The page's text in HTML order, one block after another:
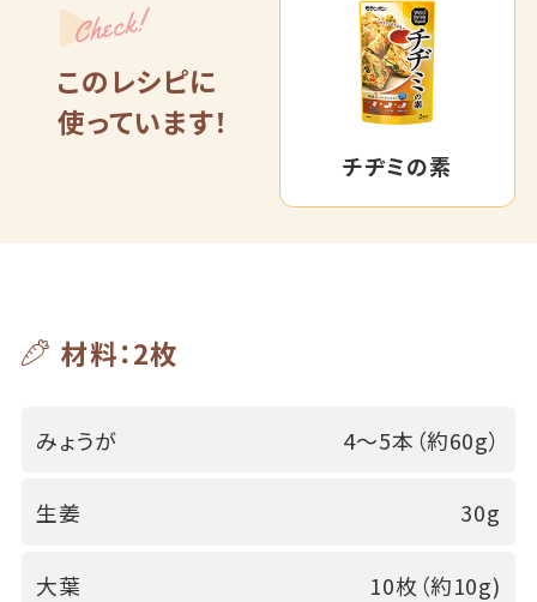
Check!
このレシピに
使っています！
チヂミの素
材料：2枚
みょうが 4～5本（約60g）
生姜 30g
大葉 10枚（約10g)